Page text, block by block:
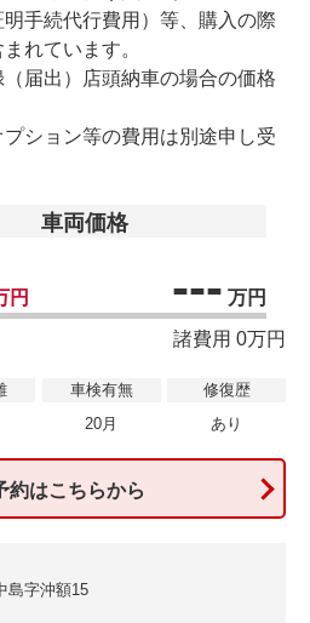
手続代行費用）等、購入の際
れています。
届出）店頭納車の場合の価格
ション等の費用は別途申し受
円
車両価格
--- 万円
諸費用 0万円
車検有無
20月
修復歴
あり
約はこちらから
島字沖額15